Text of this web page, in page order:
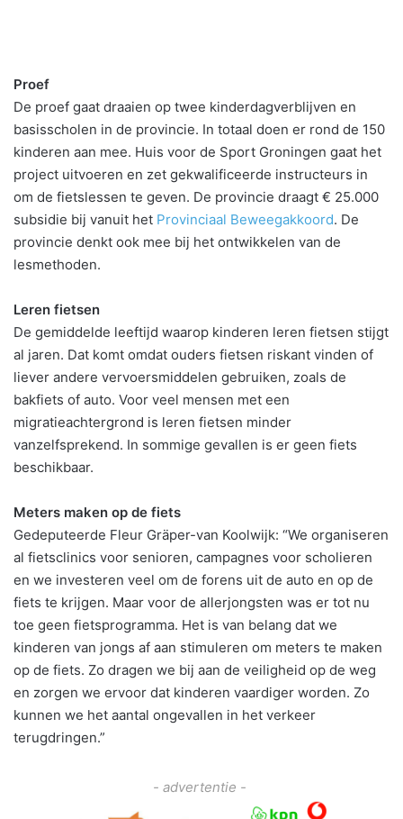
Proef
De proef gaat draaien op twee kinderdagverblijven en
basisscholen in de provincie. In totaal doen er rond de 150
kinderen aan mee. Huis voor de Sport Groningen gaat het
project uitvoeren en zet gekwalificeerde instructeurs in
om de fietslessen te geven. De provincie draagt € 25.000
subsidie bij vanuit het Provinciaal Beweegakkoord. De
provincie denkt ook mee bij het ontwikkelen van de
lesmethoden.
Leren fietsen
De gemiddelde leeftijd waarop kinderen leren fietsen stijgt
al jaren. Dat komt omdat ouders fietsen riskant vinden of
liever andere vervoersmiddelen gebruiken, zoals de
bakfiets of auto. Voor veel mensen met een
migratieachtergrond is leren fietsen minder
vanzelfsprekend. In sommige gevallen is er geen fiets
beschikbaar.
Meters maken op de fiets
Gedeputeerde Fleur Gräper-van Koolwijk: “We organiseren
al fietsclinics voor senioren, campagnes voor scholieren
en we investeren veel om de forens uit de auto en op de
fiets te krijgen. Maar voor de allerjongsten was er tot nu
toe geen fietsprogramma. Het is van belang dat we
kinderen van jongs af aan stimuleren om meters te maken
op de fiets. Zo dragen we bij aan de veiligheid op de weg
en zorgen we ervoor dat kinderen vaardiger worden. Zo
kunnen we het aantal ongevallen in het verkeer
terugdringen.”
- advertentie -